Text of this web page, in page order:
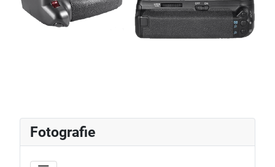
Fotografie